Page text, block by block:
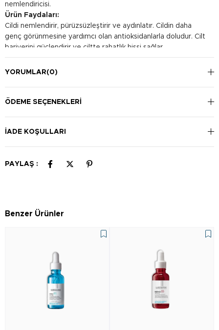
nemlendiricisi.
Ürün Faydaları:
Cildi nemlendirir, pürüzsüzleştirir ve aydınlatır. Cildin daha
genç görünmesine yardımcı olan antioksidanlarla doludur. Cilt
bariyerini güçlendirir ve ciltte rahatlık hissi sağlar.
Kullanım Şekli:
Temizlenmiş cilde sabah ve akşam hafifçe masaj yaparak
YORUMLAR(0)
ÖDEME SEÇENEKLERI
İADE KOŞULLARI
PAYLAŞ :
Benzer Ürünler